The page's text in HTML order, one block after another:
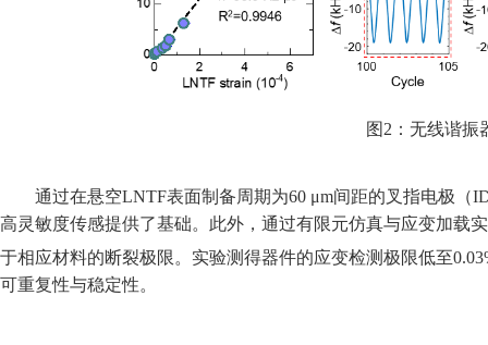
图2 ：无线谐
通过在悬空LNTF表面制备周期为60 μm间距的叉指电极（
高灵敏度传感提供了基础。此外，通过有限元仿真与应变加载
于相应材料的断裂极限。实验测得器件的应变检测极限低至
可重复性与稳定性。